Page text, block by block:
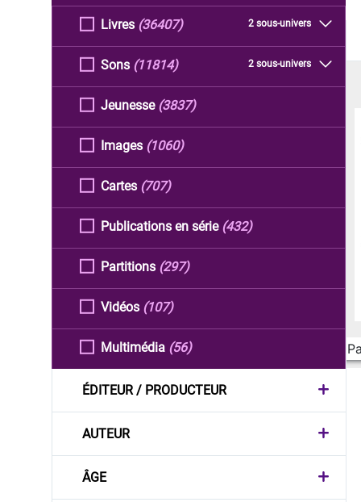
Livres 2 sous-univers
(36407)
Sons 2 sous-univers
(11814)
Jeunesse (3837)
Images (1060)
Cartes (707)
Publications en série (432)
Partitions (297)
Vidéos (107)
Multimédia (56)
ÉDITEUR / PRODUCTEUR
AUTEUR
ÂGE